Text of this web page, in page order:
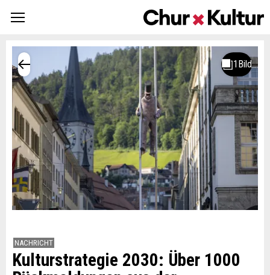
NACHRICHT
Kulturstrategie 2030: Über 1000